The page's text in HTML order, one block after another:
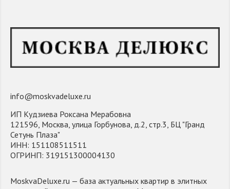
info@moskvadeluxe.ru
ИП Кудзиева Роксана Мерабовна
121596, Москва, улица Горбунова, д.2, стр.3, БЦ "Гранд
Сетунь Плаза"
ИНН: 151108511511
ОГРИНП: 319151300004130
MoskvaDeluxe.ru — база актуальных квартир в элитных